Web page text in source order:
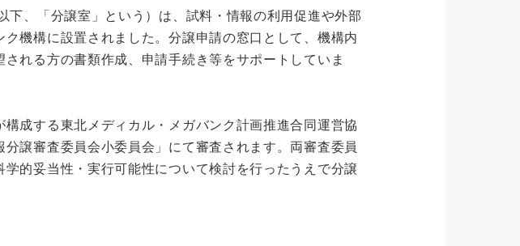
、「分譲室」という）は、試料・情報の利用促進や外部
機構に設置されました。分譲申請の窓口として、機構内
れる方の書類作成、申請手続き等をサポートしていま
成する東北メディカル・メガバンク計画推進合同運営協
譲審査委員会小委員会」にて審査されます。両審査委員
的妥当性・実行可能性について検討を行ったうえで分譲